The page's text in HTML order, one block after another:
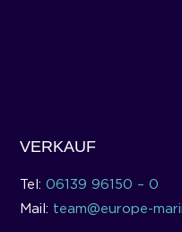
VERKAUF
Tel:06139 96150 – 0
Mail: team@europe-